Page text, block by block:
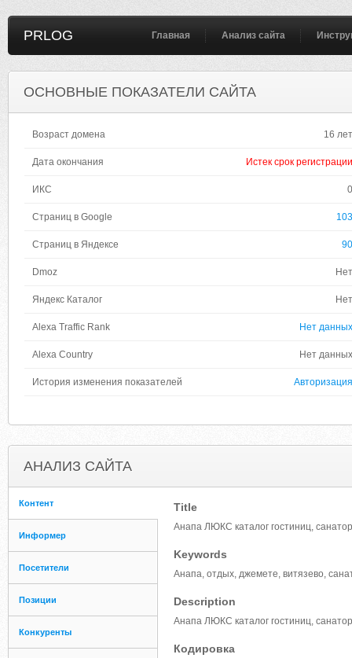
PRLOG Главная Анализ сайта
ОСНОВНЫЕ ПОКАЗАТЕЛИ САЙТА
Возраст домена 16 лет
Дата окончания Истек срок регистрации
ИКС 0
Страниц в Google 103
Страниц в Яндексе 90
Dmoz Нет
Яндекс Каталог Нет
Alexa Traffic Rank Нет данных
Alexa Country Нет данных
История изменения показателей Авторизация
АНАЛИЗ САЙТА
Контент
Информер
Посетители
Позиции
Конкуренты
Title
Анапа ЛЮКС каталог гостиниц,
Keywords
Анапа, отдых, джемете, витязево,
Description
Анапа ЛЮКС каталог гостиниц,
Кодировка